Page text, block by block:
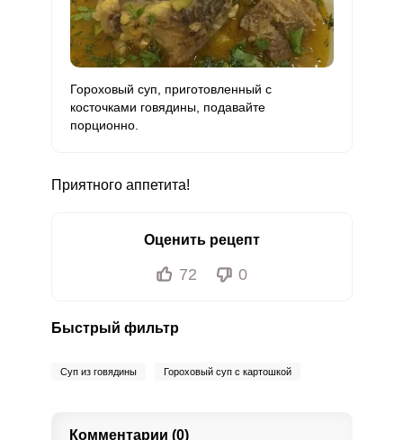
Гороховый суп, приготовленный с
косточками говядины, подавайте
порционно.
Приятного аппетита!
Оценить рецепт
72 0
Быстрый фильтр
Суп из говядины Гороховый суп с картошкой
Комментарии (0)